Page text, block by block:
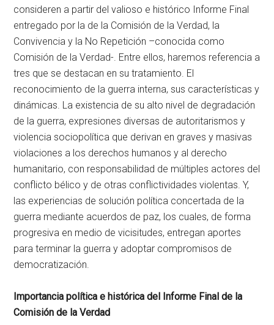
consideren a partir del valioso e histórico Informe Final
entregado por la de la Comisión de la Verdad, la
Convivencia y la No Repetición –conocida como
Comisión de la Verdad-. Entre ellos, haremos referencia a
tres que se destacan en su tratamiento. El
reconocimiento de la guerra interna, sus características y
dinámicas. La existencia de su alto nivel de degradación
de la guerra, expresiones diversas de autoritarismos y
violencia sociopolítica que derivan en graves y masivas
violaciones a los derechos humanos y al derecho
humanitario, con responsabilidad de múltiples actores del
conflicto bélico y de otras conflictividades violentas. Y,
las experiencias de solución política concertada de la
guerra mediante acuerdos de paz, los cuales, de forma
progresiva en medio de vicisitudes, entregan aportes
para terminar la guerra y adoptar compromisos de
democratización.
Importancia política e histórica del Informe Final de la
Comisión de la Verdad